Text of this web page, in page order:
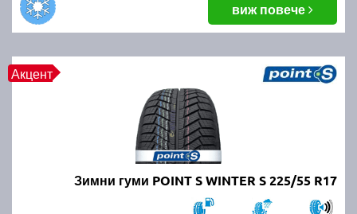
виж повече
Акцент
Зимни гуми POINT S WINTER S 225/55 R17